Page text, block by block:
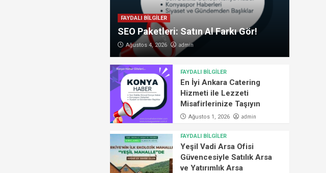
FAYDALI BİLGİLER
SEO Paketleri: Satın Al Farkı Gör!
Ağustos 4, 2026 admin
FAYDALI BİLGİLER
En İyi Ankara Catering
Hizmeti ile Lezzeti
Misafirlerinize Taşıyın
Ağustos 1, 2026 admin
FAYDALI BİLGİLER
Yeşil Vadi Arsa Ofisi
Güvencesiyle Satılık Arsa
ve Yatırımlık Arsa